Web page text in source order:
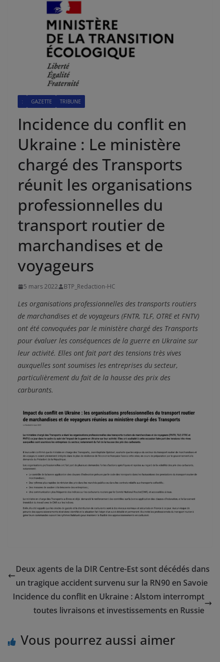
: GAZETTE TRIBUNE
Incidence du conflit en
Ukraine : Le ministère
chargé des Transports
réunit les organisations
professionnelles du
transport routier de
marchandises et de
voyageurs
5 mars 2022 BTP_Redaction-HC
Les organisations professionnelles des transports routiers
de marchandises et de voyageurs (FNTR, TLF, OTRE et FNTV)
ont été convoquées par le ministère chargé des Transports
pour évaluer les conséquences de la guerre en Ukraine sur
leur activité. Elles ont fait part des tensions très vives
auxquelles sont soumises les entreprises du secteur,
particulièrement du fait de la hausse des prix des
carburants.
Deux agents de la DIR Centre-Est sont décédés dans
un tragique accident survenu sur la RN90 en Savoie
Incidence du conflit en Ukraine : Alstom interrompt
toutes livraisons et investissements en Russie
Vous pourrez aussi aimer